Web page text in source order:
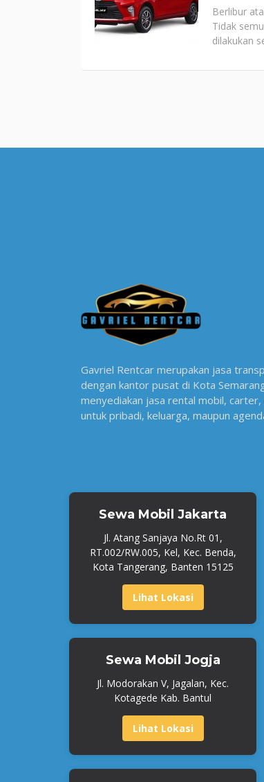
Berlibur
Tidak
dilakukan
Gavriel Rentcar merupakan jasa
dengan kantor pusat di Kota
menyediakan jasa rental mobil,
untuk pribadi, keluarga, maupun
Sewa Mobil Jakarta
Jl. Atang Sanjaya No.Rt 01,
RT.002/RW.005, Kel, Kec. Benda,
Kota Tangerang, Banten 15125
Lihat Lokasi
Sewa Mobil Jogja
Jl. Modorakan V, Jagalan, Kec.
Kotagede Kab. Bantul
Lihat Lokasi